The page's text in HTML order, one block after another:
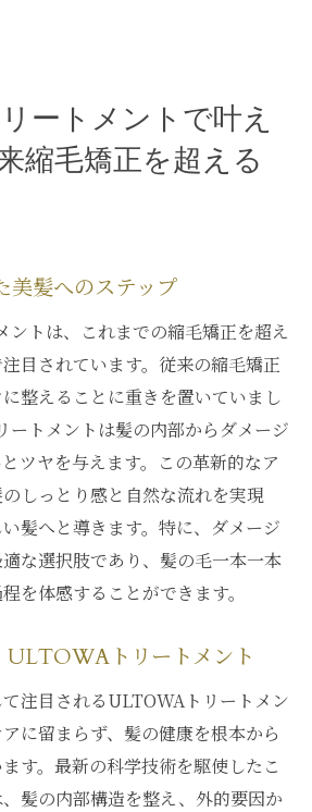
ートメントで叶え
縮毛矯正を超える
美髪へのステップ
ントは、これまでの縮毛矯正を超え
目されています。従来の縮毛矯正
整えることに重きを置いていまし
ートメントは髪の内部からダメージ
ツヤを与えます。この革新的なア
しっとり感と自然な流れを実現
髪へと導きます。特に、ダメージ
な選択肢であり、髪の毛一本一本
を体感することができます。
ULTOWAトリートメント
注目されるULTOWAトリートメン
に留まらず、髪の健康を根本から
す。最新の科学技術を駆使したこ
髪の内部構造を整え、外的要因か